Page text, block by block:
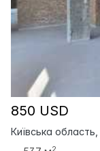
850 USD
Київська